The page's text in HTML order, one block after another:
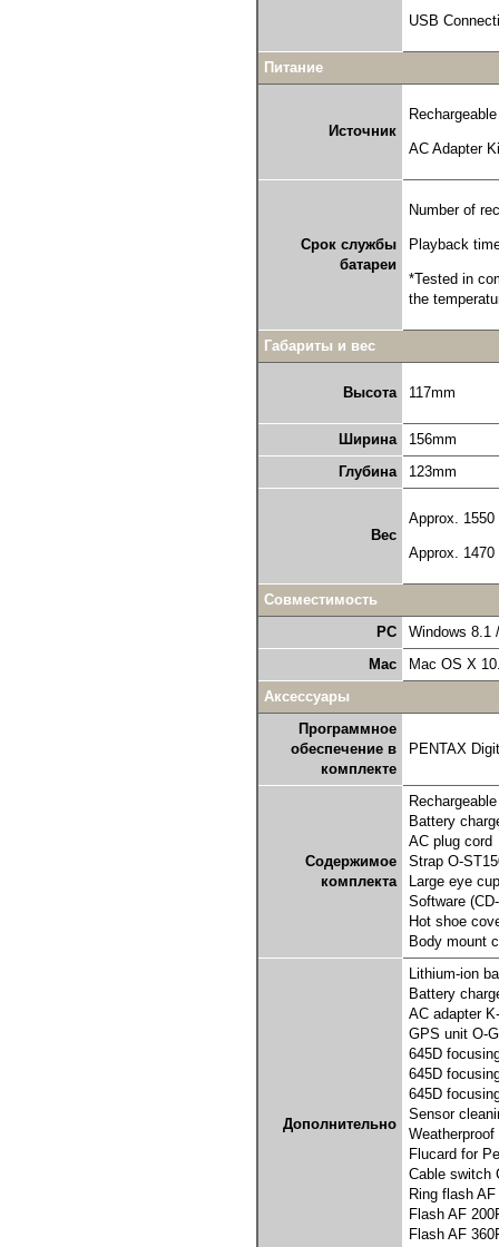
USB
Питание
Источник
AC Adapter
Срок службы
батареи
Number of
Playback
*Tested in
the
Габариты и вес
Высота 117mm
Ширина
156mm
Глубина
123mm
Вес
Approx.
Approx.
Совместимость
PC
Windows 8.1
Mac
Mac OS X
Аксессуары
Программное
обеспечение в
комплекте
PENTAX
Содержимое
комплекта
Battery
AC plug cord
Strap O-
Large eye
Software
Hot shoe
Body mount
Дополнительно
Lithium-ion
Battery
AC adapter
GPS unit O-
645D
645D
645D
Sensor
Flucard for
Cable switch
Ring flash
Flash AF
Flash AF